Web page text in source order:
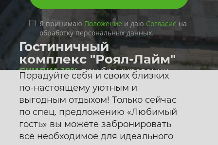
Я принимаю Положение и даю Согласие на
обработку персональных данных.
Гостиничный
комплекс "Роял-Лайм"
СКИДКА 10% при бронировании
гостиничного номера через сайт
по промокоду-"Лайм"
Забронировать
к
Порадуйте себя и своих близких
по-настоящему уютным и
выгодным отдыхом! Только сейчас
по спец. предложению «Любимый
гость» вы можете забронировать
всё необходимое для идеального